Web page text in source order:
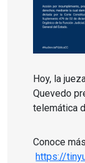
Hoy, la
Quevedo
telemática
Conoce
https://